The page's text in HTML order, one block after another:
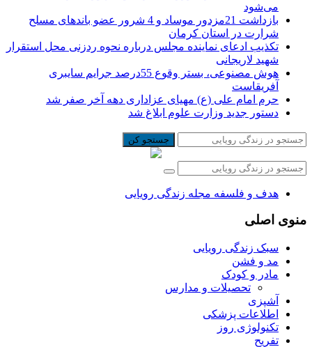
می‌شود
بازداشت 21مزدور موساد و 4 شرور عضو باندهای مسلح
شرارت در استان کرمان
تکذیب ادعای نماینده مجلس درباره نحوه ردزنی محل استقرار
شهید لاریجانی
هوش مصنوعی، بستر وقوع 55درصد جرایم سایبری
آفریقاست
حرم امام علی (ع) مهیای عزاداری دهه آخر صفر شد
دستور جدید وزارت علوم ابلاغ شد
جستجو کن
هدف و فلسفه مجله زندگی رویایی
منوی اصلی
سبک زندگی رویایی
مد و فشن
مادر و کودک
تحصیلات و مدارس
آشپزی
اطلاعات پزشکی
تکنولوژی روز
تفریح